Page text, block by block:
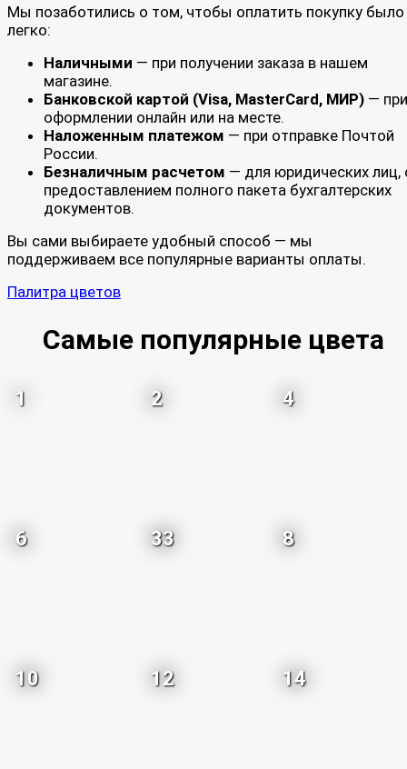
Мы позаботились о том, чтобы оплатить покупку было
легко:
Наличными — при получении заказа в нашем
магазине.
Банковской картой (Visa, MasterCard, МИР) — при
оформлении онлайн или на месте.
Наложенным платежом — при отправке Почтой
России.
Безналичным расчетом — для юридических лиц,
предоставлением полного пакета бухгалтерских
документов.
Вы сами выбираете удобный способ — мы
поддерживаем все популярные варианты оплаты.
Палитра цветов
Самые популярные цвета
1 2 4
6 33 8
10 12 14